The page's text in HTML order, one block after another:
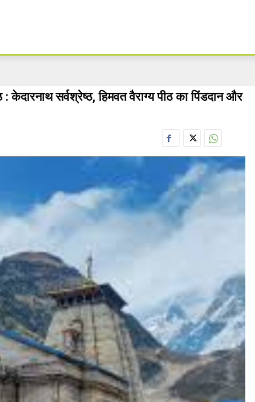
: केदारनाथ सर्वश्रेष्ठ, हिमवत वैराग्य पीठ का पिंडदान और